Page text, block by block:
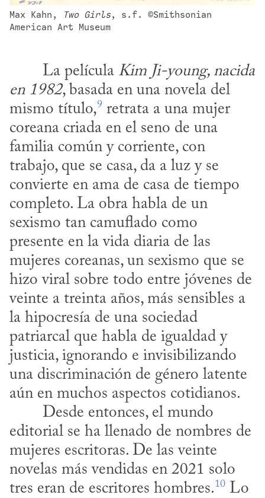
Max Kahn, Two Girls, s.f. ©Smithsonian
American Art Museum
​	La película Kim Ji-young, nacida
en 1982, basada en una novela del
mismo título,9 retrata a una mujer
coreana criada en el seno de una
familia común y corriente, con
trabajo, que se casa, da a luz y se
convierte en ama de casa de tiempo
completo. La obra habla de un
sexismo tan camuflado como
presente en la vida diaria de las
mujeres coreanas, un sexismo que se
hizo viral sobre todo entre jóvenes de
veinte a treinta años, más sensibles a
la hipocresía de una sociedad
patriarcal que habla de igualdad y
justicia, ignorando e invisibilizando
una discriminación de género latente
aún en muchos aspectos cotidianos.
editorial se ha llenado de nombres de
mujeres escritoras. De las veinte
novelas más vendidas en 2021 solo
tres eran de escritores hombres.10 Lo